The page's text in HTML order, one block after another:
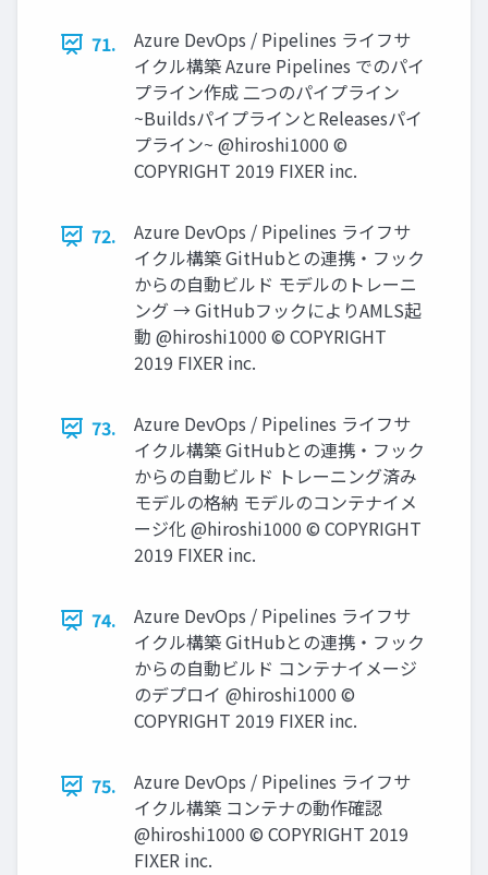
71.
Azure DevOps / Pipelines ライフサ
イクル構築 Azure Pipelines でのパイ
プライン作成 ⼆つのパイプライン
~BuildsパイプラインとReleasesパイ
プライン~ @hiroshi1000 ©
COPYRIGHT 2019 FIXER inc.
72.
Azure DevOps / Pipelines ライフサ
イクル構築 GitHubとの連携・フック
からの⾃動ビルド モデルのトレーニ
ング → GitHubフックによりAMLS起
動 @hiroshi1000 © COPYRIGHT
2019 FIXER inc.
73.
Azure DevOps / Pipelines ライフサ
イクル構築 GitHubとの連携・フック
からの⾃動ビルド トレーニング済み
モデルの格納 モデルのコンテナイメ
ージ化 @hiroshi1000 © COPYRIGHT
2019 FIXER inc.
74.
Azure DevOps / Pipelines ライフサ
イクル構築 GitHubとの連携・フック
からの⾃動ビルド コンテナイメージ
のデプロイ @hiroshi1000 ©
COPYRIGHT 2019 FIXER inc.
75.
Azure DevOps / Pipelines ライフサ
イクル構築 コンテナの動作確認
@hiroshi1000 © COPYRIGHT 2019
FIXER inc.